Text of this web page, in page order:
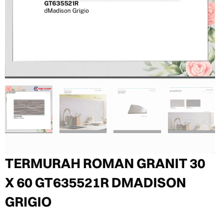
TERMURAH ROMAN GRANIT 30
X 60 GT635521R DMADISON
GRIGIO